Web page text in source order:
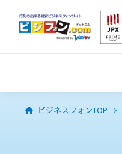
ビジネスフォンTOP